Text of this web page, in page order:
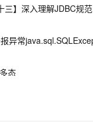
三】深入理解JDBC规范
异常
态
使用Java Bean